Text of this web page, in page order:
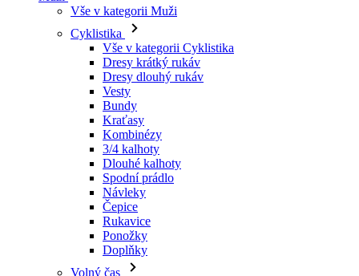
Dresy dlouhý rukáv
Vesty
Bundy
Kraťasy
Kombinézy
3/4 kalhoty
Dlouhé kalhoty
Spodní prádlo
Návleky
Čepice
Rukavice
Ponožky
Doplňky
Volný čas
Vše v kategorii Volný čas
Trička
Mikiny
Čepice